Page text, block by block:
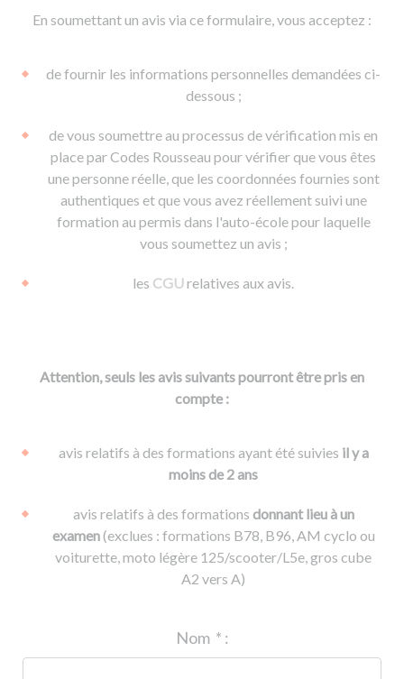
En soumettant un avis via ce formulaire, vous acceptez :
de fournir les informations personnelles demandées ci-
dessous ;
de vous soumettre au processus de vérification mis en
place par Codes Rousseau pour vérifier que vous êtes
une personne réelle, que les coordonnées fournies sont
authentiques et que vous avez réellement suivi une
formation au permis dans l'auto-école pour laquelle
vous soumettez un avis ;
les CGUrelatives aux avis.
Attention, seuls les avis suivants pourront être pris en
compte :
avis relatifs à des formations ayant été suivies il y a
moins de 2 ans
avis relatifs à des formations donnant lieu à un
examen(exclues : formations B78, B96, AM cyclo ou
voiturette, moto légère 125/scooter/L5e, gros cube
A2 vers A)
* :